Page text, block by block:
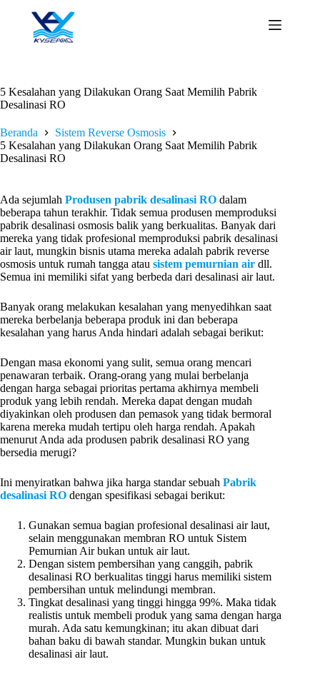
5 Kesalahan yang Dilakukan Orang Saat Memilih Pabrik
Desalinasi RO
Beranda
Sistem Reverse Osmosis
5 Kesalahan yang Dilakukan Orang Saat Memilih Pabrik
Desalinasi RO
Ada sejumlah Produsen pabrik desalinasi RO dalam
beberapa tahun terakhir. Tidak semua produsen memproduksi
pabrik desalinasi osmosis balik yang berkualitas. Banyak dari
mereka yang tidak profesional memproduksi pabrik desalinasi
air laut, mungkin bisnis utama mereka adalah pabrik reverse
osmosis untuk rumah tangga atau sistem pemurnian air dll.
Semua ini memiliki sifat yang berbeda dari desalinasi air laut.
Banyak orang melakukan kesalahan yang menyedihkan saat
mereka berbelanja beberapa produk ini dan beberapa
kesalahan yang harus Anda hindari adalah sebagai berikut:
Dengan masa ekonomi yang sulit, semua orang mencari
penawaran terbaik. Orang-orang yang mulai berbelanja
dengan harga sebagai prioritas pertama akhirnya membeli
produk yang lebih rendah. Mereka dapat dengan mudah
diyakinkan oleh produsen dan pemasok yang tidak bermoral
karena mereka mudah tertipu oleh harga rendah. Apakah
menurut Anda ada produsen pabrik desalinasi RO yang
bersedia merugi?
Ini menyiratkan bahwa jika harga standar sebuah Pabrik
desalinasi RO dengan spesifikasi sebagai berikut:
Gunakan semua bagian profesional desalinasi air laut,
selain menggunakan membran RO untuk Sistem
Pemurnian Air bukan untuk air laut.
Dengan sistem pembersihan yang canggih, pabrik
desalinasi RO berkualitas tinggi harus memiliki sistem
pembersihan untuk melindungi membran.
Tingkat desalinasi yang tinggi hingga 99%. Maka tidak
realistis untuk membeli produk yang sama dengan harga
murah. Ada satu kemungkinan; itu akan dibuat dari
bahan baku di bawah standar. Mungkin bukan untuk
desalinasi air laut.